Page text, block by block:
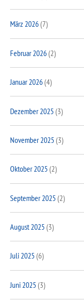
März 2026(7)
Februar 2026(2)
Januar 2026(4)
Dezember 2025 (3)
November 2025 (3)
Oktober 2025 (2)
September 2025 (2)
August 2025 (3)
Juli 2025 (6)
Juni 2025 (3)